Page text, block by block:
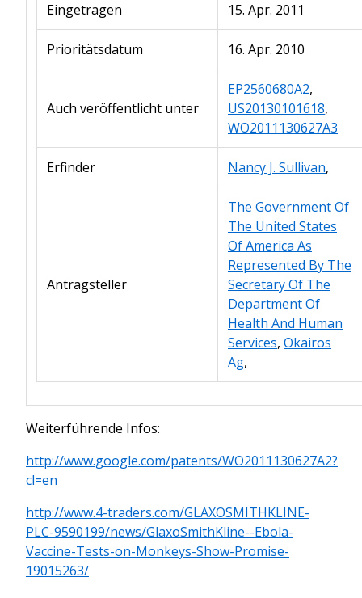
Eingetragen 15. Apr. 2011
Prioritätsdatum 16. Apr. 2010
Auch veröffentlicht unter
EP2560680A2,
US20130101618,
WO2011130627A3
Erfinder Nancy J. Sullivan,
Antragsteller
The Government Of
The United States
Of America As
Represented By The
Secretary Of The
Department Of
Health And Human
Services, Okairos
Ag,
Weiterführende Infos:
http://www.google.com/patents/WO2011130627A2?
cl=en
http://www.4-traders.com/GLAXOSMITHKLINE-
PLC-9590199/news/GlaxoSmithKline--Ebola-
Vaccine-Tests-on-Monkeys-Show-Promise-
19015263/